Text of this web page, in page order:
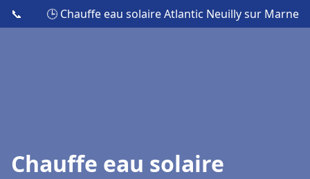
📞 🕒 Chauffe eau solaire Atlantic Neuilly sur Marne
Chauffe eau solaire